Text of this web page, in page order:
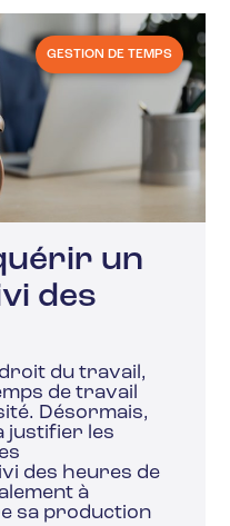
GESTION DE TEMPS
un
des
du travail,
de travail
Désormais,
justifier les
des heures de
à
sa production